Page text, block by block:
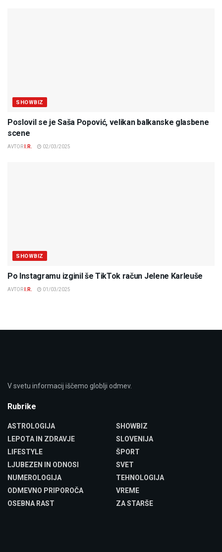
SHOWBIZ
Poslovil se je Saša Popović, velikan balkanske glasbene
scene
AVTOR I.R. 02/03/2025
SHOWBIZ
Po Instagramu izginil še TikTok račun Jelene Karleuše
AVTOR I.R. 01/03/2025
V svetu informacij iščemo globlji odmev.
Rubrike
ASTROLOGIJA
LEPOTA IN ZDRAVJE
LIFESTYLE
LJUBEZEN IN ODNOSI
NUMEROLOGIJA
ODMEVNO PRIPOROČA
OSEBNA RAST
SHOWBIZ
SLOVENIJA
ŠPORT
SVET
TEHNOLOGIJA
VREME
ZA STARŠE